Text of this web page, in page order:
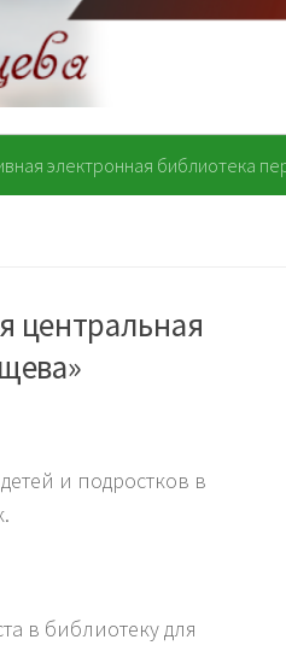
электронная библиотека
центральная
и подростков в
в библиотеку для